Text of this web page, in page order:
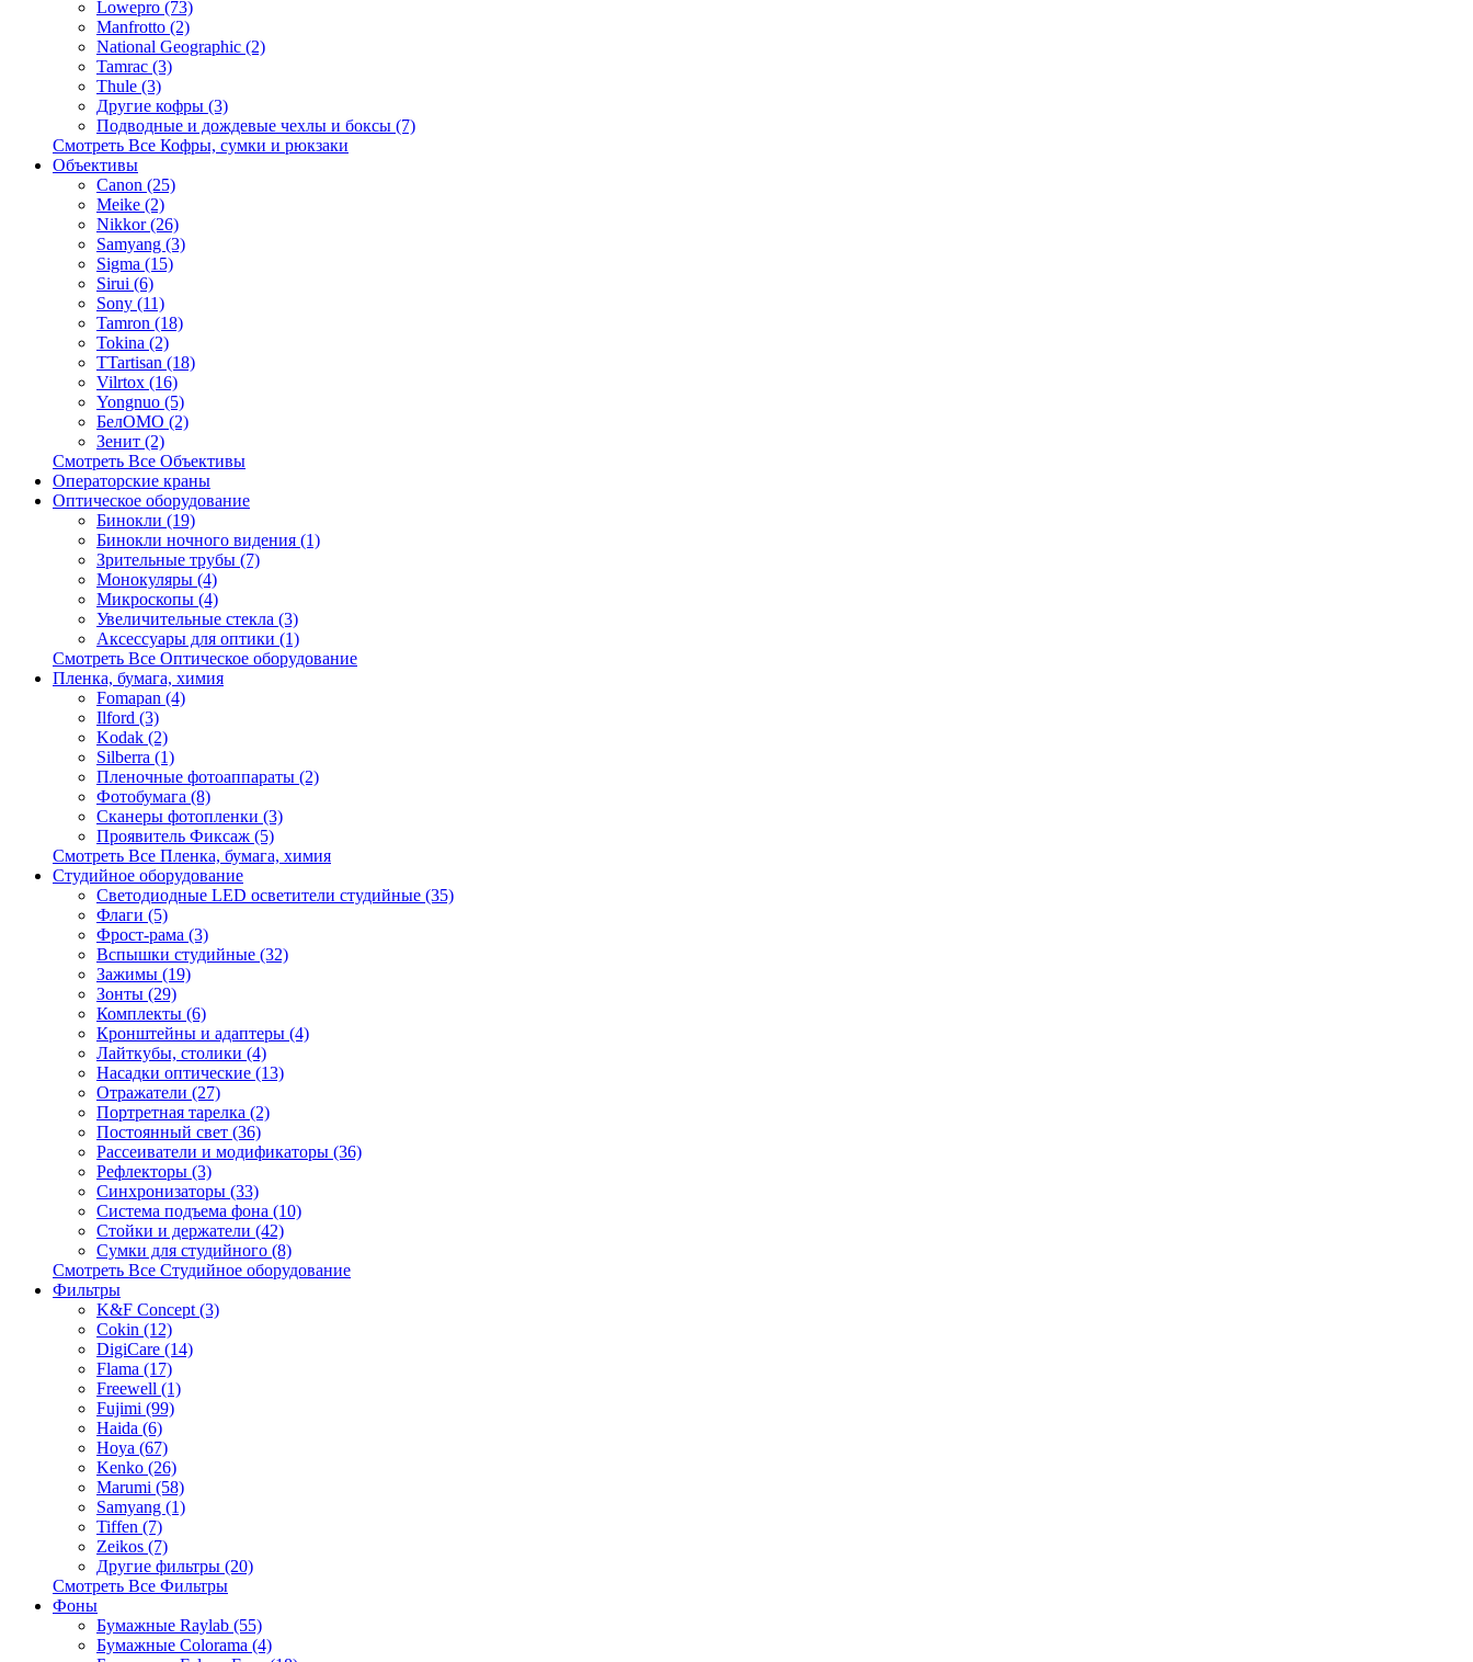
Lowepro (73)
Manfrotto (2)
National Geographic (2)
Tamrac (3)
Thule (3)
Другие кофры (3)
Подводные и дождевые чехлы и боксы (7)
Смотреть Все Кофры, сумки и рюкзаки
Объективы
Canon (25)
Meike (2)
Nikkor (26)
Samyang (3)
Sigma (15)
Sirui (6)
Sony (11)
Tamron (18)
Tokina (2)
TTartisan (18)
Vilrtox (16)
Yongnuo (5)
БелOMO (2)
Зенит (2)
Смотреть Все Объективы
Операторские краны
Оптическое оборудование
Бинокли (19)
Бинокли ночного видения (1)
Зрительные трубы (7)
Монокуляры (4)
Микроскопы (4)
Увеличительные стекла (3)
Аксессуары для оптики (1)
Смотреть Все Оптическое оборудование
Пленка, бумага, химия
Fomapan (4)
Ilford (3)
Kodak (2)
Silberra (1)
Пленочные фотоаппараты (2)
Фотобумага (8)
Сканеры фотопленки (3)
Проявитель Фиксаж (5)
Смотреть Все Пленка, бумага, химия
Студийное оборудование
Светодиодные LED осветители студийные (35)
Флаги (5)
Фрост-рама (3)
Вспышки студийные (32)
Зажимы (19)
Зонты (29)
Комплекты (6)
Кронштейны и адаптеры (4)
Лайткубы, столики (4)
Насадки оптические (13)
Отражатели (27)
Портретная тарелка (2)
Постоянный свет (36)
Рассеиватели и модификаторы (36)
Рефлекторы (3)
Синхронизаторы (33)
Система подъема фона (10)
Стойки и держатели (42)
Сумки для студийного (8)
Смотреть Все Студийное оборудование
Фильтры
K&F Concept (3)
Cokin (12)
DigiCare (14)
Flama (17)
Freewell (1)
Fujimi (99)
Haida (6)
Hoya (67)
Kenko (26)
Marumi (58)
Samyang (1)
Tiffen (7)
Zeikos (7)
Другие фильтры (20)
Смотреть Все Фильтры
Фоны
Бумажные Raylab (55)
Бумажные Colorama (4)